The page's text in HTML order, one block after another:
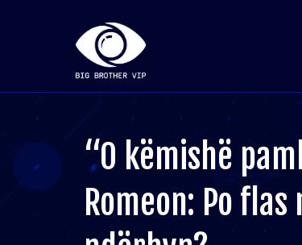
“O këmishë
Romeon: Po